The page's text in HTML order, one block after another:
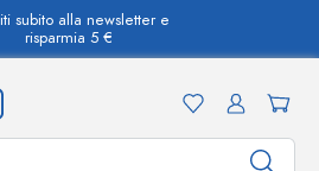
subito alla newsletter e
risparmia 5 €